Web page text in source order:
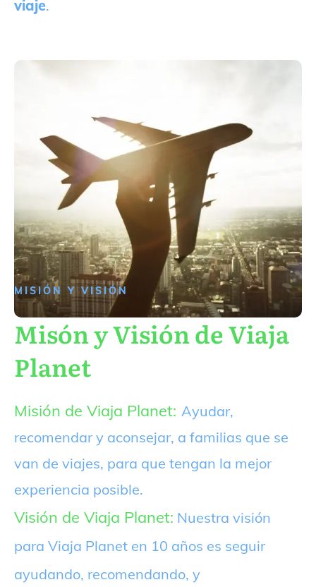
viaje.
MISIÓN Y VISIÓN
Misón y Visión de Viaja
Planet
Misión de Viaja Planet: Ayudar,
recomendar y aconsejar, a familias que se
van de viajes, para que tengan la mejor
experiencia posible.
Visión de Viaja Planet: Nuestra visión
para Viaja Planet en 10 años es seguir
ayudando, recomendando, y